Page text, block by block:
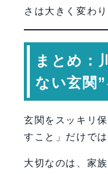
さは大きく変わり
まとめ：
ない玄関
玄関をスッキリ
すこと」だけでは
大切なのは、家